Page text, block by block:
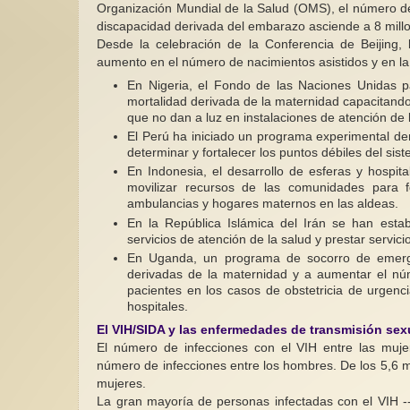
Organización Mundial de la Salud (OMS), el número
discapacidad derivada del embarazo asciende a 8
Desde la celebración de la Conferencia de
aumento en el número de nacimientos asistidos y en
En Nigeria, el Fondo de las Naciones Unidas
mortalidad derivada de la maternidad
que no dan a luz en instalaciones de atención de
El Perú ha iniciado un programa experimental
determinar y fortalecer los puntos débiles del
En Indonesia, el desarrollo de esferas y
movilizar recursos de las comunidades para
ambulancias y hogares maternos en las aldeas.
En la República Islámica del Irán se han
servicios de atención de la salud y prestar
En Uganda, un programa de socorro de
derivadas de la maternidad y a aumentar el
pacientes en los casos de obstetricia de
hospitales.
El VIH/SIDA y las enfermedades de transmisión
El número de infecciones con el VIH entre las
número de infecciones entre los hombres. De los 5,6
mujeres.
La gran mayoría de personas infectadas con el